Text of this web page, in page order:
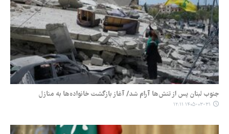
جنوب لبنان پس از تنش‌ها آرام شد/ آغاز بازگشت خانواده‌ها به منازل
۱۴۰۵-۰۳-۳۱ ۱۲:۱۱